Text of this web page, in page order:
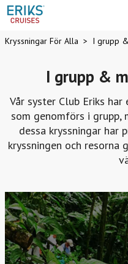
Kryssningar För Alla I grupp
I grupp &
Vår syster Club Eriks
som genomförs i grupp,
dessa kryssningar har
kryssningen och